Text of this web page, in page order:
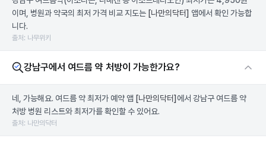
이며, 병원과 약국의 최저 가격 비교 지도는 [나만의닥터] 앱에서 확인 가능합
니다.
출처: 나무위키
강남구에서 여드름 약 처방이 가능한가요?
네, 가능해요. 여드름 약 최저가 예약 앱 [나만의닥터] 에서 강남구 여드름 약
처방 병원 리스트와 최저가를 확인할 수 있어요.
출처: 나만의닥터